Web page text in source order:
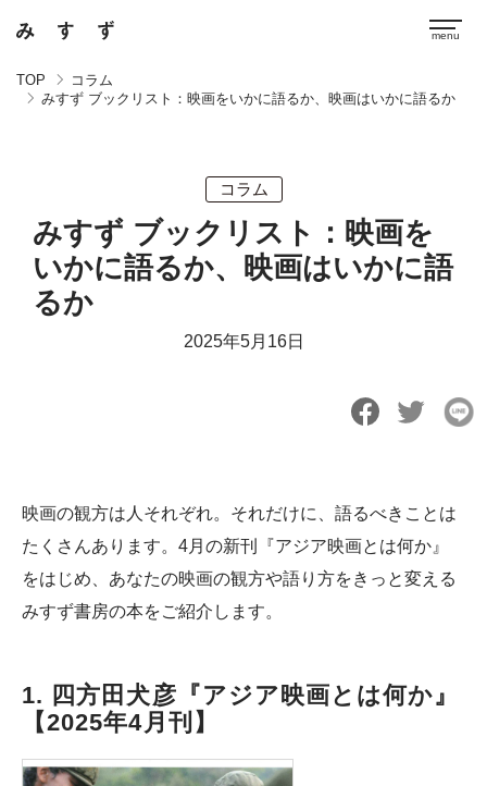
TOP
コラム
みすず ブックリスト：映画をいかに語るか、映画はいかに語るか
コラム
みすず ブックリスト：映画を
いかに語るか、映画はいかに語
るか
2025年5月16日
映画の観方は人それぞれ。それだけに、語るべきことは
たくさんあります。4月の新刊『アジア映画とは何か』
をはじめ、あなたの映画の観方や語り方をきっと変える
みすず書房の本をご紹介します。
1. 四方田犬彦『アジア映画とは何か』
【2025年4月刊】